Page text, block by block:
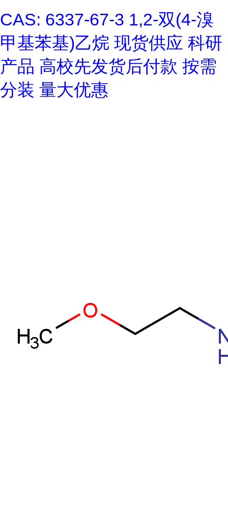
CAS: 6337-67-3 1,2-双(4-溴
甲基苯基)乙烷 现货供应 科研
产品 高校先发货后付款 按需
分装 量大优惠